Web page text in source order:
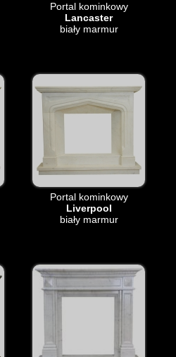
Portal kominkowy
Lancaster
biały marmur
Portal kominkowy
Liverpool
biały marmur